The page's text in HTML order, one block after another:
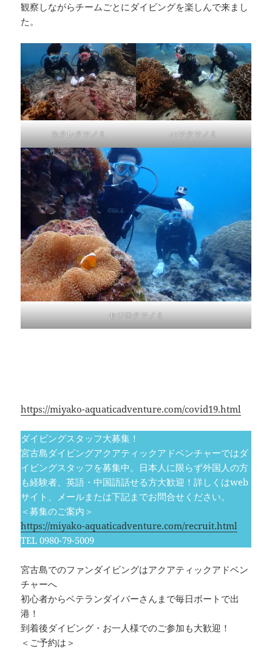
観察しながらチームごとにダイビングを楽しんで来まし
た。
カクレクマノミ ハマクマノミ
セジロクマノミ
https://miyako-aquaticadventure.com/covid19.html
ダイビングスタッフ大募集！
宮古島ダイビングアクアティックアドベンチャーではダ
イビングスタッフを募集中。日本人に限らず外国人の方
も経験者、英語・中国語話せる方大歓迎！詳しくはweb
サイト、メールまたは下記までお問合せください。
＜募集のご案内＞
https://miyako-aquaticadventure.com/recruit.html
TEL 0980-79-5009
宮古島でのファンダイビングはアクアティックアドベン
チャーへ
初心者からベテランダイバーさんまで毎日ボートで出
港！
到着後ダイビング・お一人様でのご参加も大歓迎！
＜ご予約は＞